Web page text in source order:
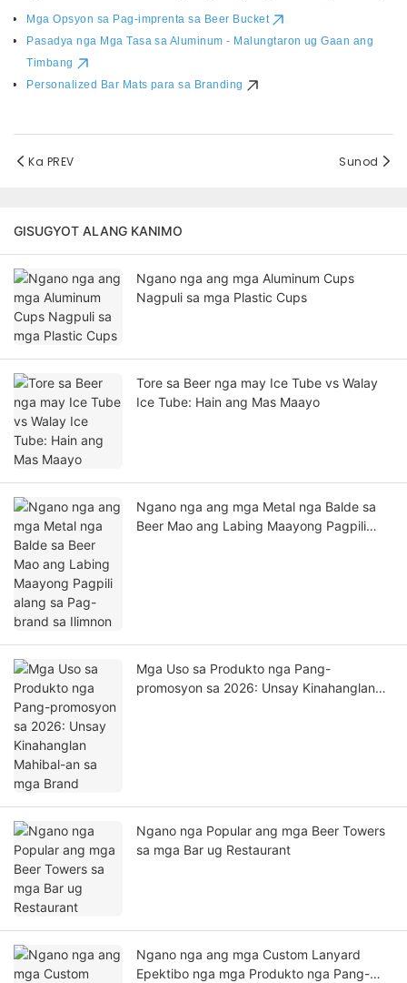
Mga Opsyon sa Pag-imprenta sa Beer Bucket
Pasadya nga Mga Tasa sa Aluminum - Malungtaron ug Gaan ang
Timbang
Personalized Bar Mats para sa Branding
Ka PREV Sunod
GISUGYOT ALANG KANIMO
Ngano nga ang mga Aluminum Cups
Nagpuli sa mga Plastic Cups
Tore sa Beer nga may Ice Tube vs Walay
Ice Tube: Hain ang Mas Maayo
Ngano nga ang mga Metal nga Balde sa
Beer Mao ang Labing Maayong Pagpili
Mga Uso sa Produkto nga Pang-
promosyon sa 2026: Unsay Kinahanglan
Ngano nga Popular ang mga Beer Towers
sa mga Bar ug Restaurant
Ngano nga ang mga Custom Lanyard
Epektibo nga mga Produkto nga Pang-